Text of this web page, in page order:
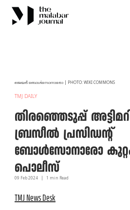
ജെയര്‍ ബോള്‍സോനാരോ | PHOTO: WIKI COMMONS
TMJ DAILY
തിരഞ്ഞെടുപ്പ്
ബ്രസീല്‍ പ്രസിഡന്റ്
ബോള്‍സോനാരോ
പൊലീസ്
09 Feb 2024 1 min Read
TMJ News Desk